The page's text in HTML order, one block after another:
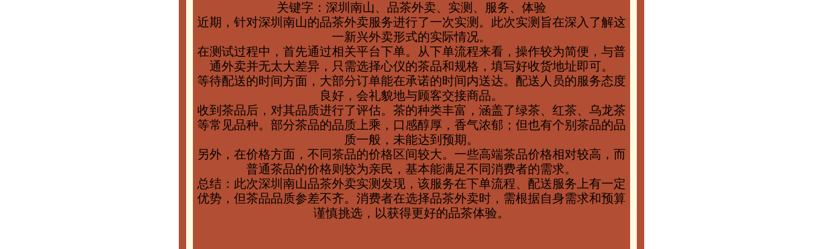
关键字：深圳南山、品茶外卖、实测、服务、体验
近期，针对深圳南山的品茶外卖服务进行了一次实测。此次实测旨在深入了解这
一新兴外卖形式的实际情况。
在测试过程中，首先通过相关平台下单。从下单流程来看，操作较为简便，与普
通外卖并无太大差异，只需选择心仪的茶品和规格，填写好收货地址即可。
等待配送的时间方面，大部分订单能在承诺的时间内送达。配送人员的服务态度
良好，会礼貌地与顾客交接商品。
收到茶品后，对其品质进行了评估。茶的种类丰富，涵盖了绿茶、红茶、乌龙茶
等常见品种。部分茶品的品质上乘，口感醇厚，香气浓郁；但也有个别茶品的品
质一般，未能达到预期。
另外，在价格方面，不同茶品的价格区间较大。一些高端茶品价格相对较高，而
普通茶品的价格则较为亲民，基本能满足不同消费者的需求。
总结：此次深圳南山品茶外卖实测发现，该服务在下单流程、配送服务上有一定
优势，但茶品品质参差不齐。消费者在选择品茶外卖时，需根据自身需求和预算
谨慎挑选，以获得更好的品茶体验。